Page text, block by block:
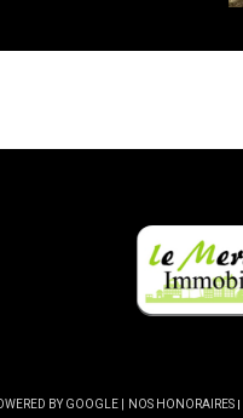
BY GOOGLE | NOS HONORAIRES